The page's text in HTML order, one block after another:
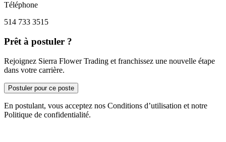
Téléphone
514 733 3515
Prêt à postuler ?
Rejoignez Sierra Flower Trading et franchissez une nouvelle étape
dans votre carrière.
Postuler pour ce poste
En postulant, vous acceptez nos Conditions d’utilisation et notre
Politique de confidentialité.